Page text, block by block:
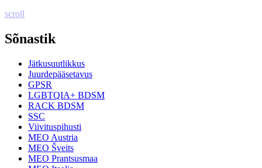
scroll
Sõnastik
Jätkusuutlikkus
Juurdepääsetavus
GPSR
LGBTQIA+ BDSM
RACK BDSM
SSC
Viivituspihusti
MEO Austria
MEO Šveits
MEO Prantsusmaa